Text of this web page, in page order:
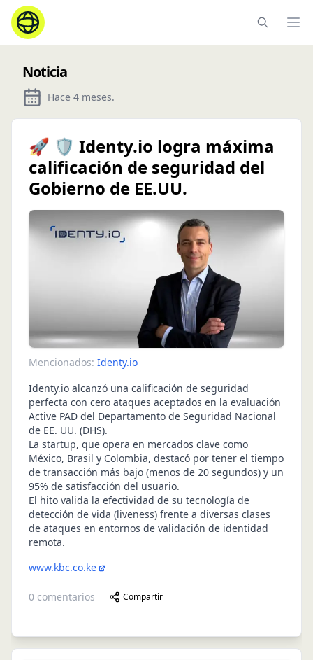
Noticia
Hace 4 meses.
🚀 🛡️ Identy.io logra máxima
calificación de seguridad del
Gobierno de EE.UU.
Mencionados: Identy.io
Identy.io alcanzó una calificación de seguridad
perfecta con cero ataques aceptados en la evaluación
Active PAD del Departamento de Seguridad Nacional
de EE. UU. (DHS).
La startup, que opera en mercados clave como
México, Brasil y Colombia, destacó por tener el tiempo
de transacción más bajo (menos de 20 segundos) y un
95% de satisfacción del usuario.
El hito valida la efectividad de su tecnología de
detección de vida (liveness) frente a diversas clases
de ataques en entornos de validación de identidad
remota.
www.kbc.co.ke
0 comentarios Compartir